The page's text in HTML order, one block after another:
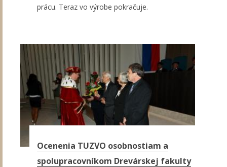
prácu. Teraz vo výrobe pokračuje.
Ocenenia TUZVO osobnostiam a
spolupracovníkom Drevárskej fakulty